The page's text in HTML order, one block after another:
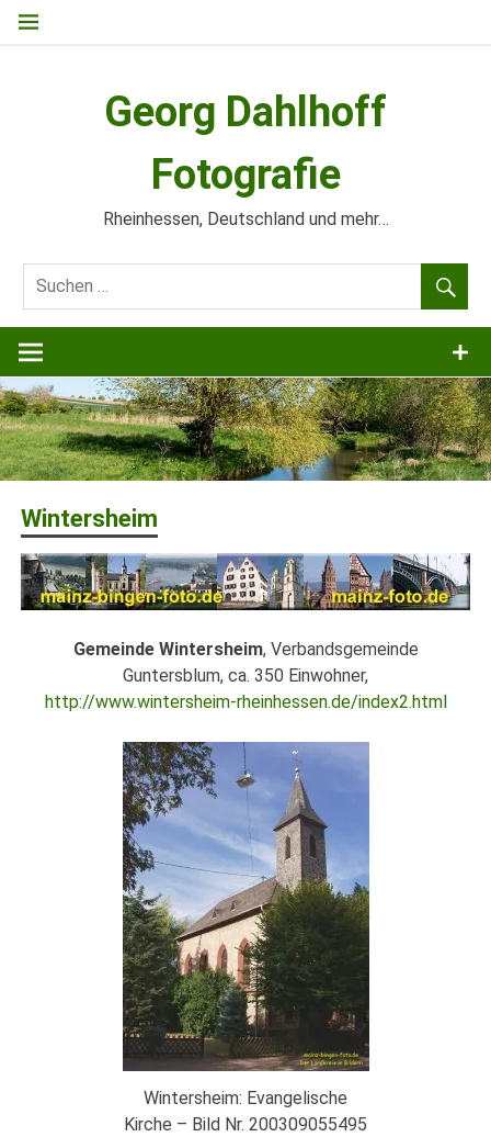
Zum
Georg Dahlhoff
Fotografie
Rheinhessen, Deutschland und mehr…
Wintersheim
Gemeinde Wintersheim, Verbandsgemeinde
Guntersblum, ca. 350 Einwohner,
http://www.wintersheim-rheinhessen.de/index2.html
Wintersheim: Evangelische
Kirche – Bild Nr. 200309055495